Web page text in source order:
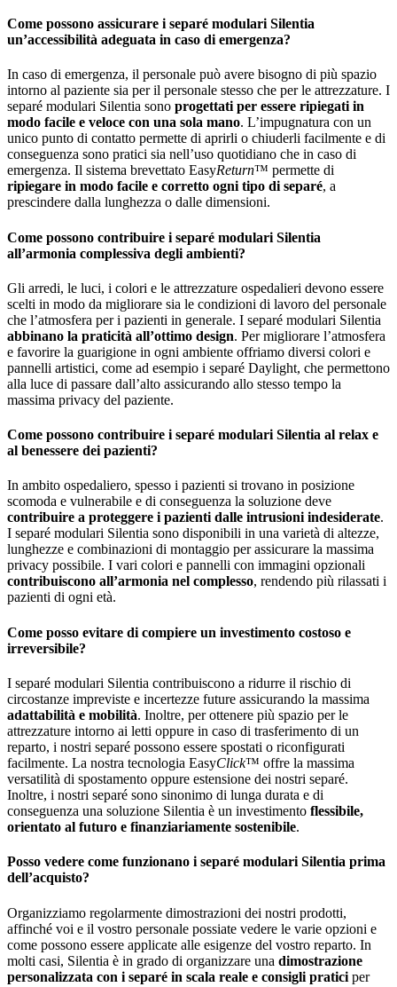
Come possono assicurare i separé modulari Silentia
un’accessibilità adeguata in caso di emergenza?
In caso di emergenza, il personale può avere bisogno di più spazio
intorno al paziente sia per il personale stesso che per le attrezzature. I
separé modulari Silentia sono progettati per essere ripiegati in
modo facile e veloce con una sola mano. L’impugnatura con un
unico punto di contatto permette di aprirli o chiuderli facilmente e di
conseguenza sono pratici sia nell’uso quotidiano che in caso di
emergenza. Il sistema brevettato EasyReturn™ permette di
ripiegare in modo facile e corretto ogni tipo di separé, a
prescindere dalla lunghezza o dalle dimensioni.
Come possono contribuire i separé modulari Silentia
all’armonia complessiva degli ambienti?
Gli arredi, le luci, i colori e le attrezzature ospedalieri devono essere
scelti in modo da migliorare sia le condizioni di lavoro del personale
che l’atmosfera per i pazienti in generale. I separé modulari Silentia
abbinano la praticità all’ottimo design. Per migliorare l’atmosfera
e favorire la guarigione in ogni ambiente offriamo diversi colori e
pannelli artistici, come ad esempio i separé Daylight, che permettono
alla luce di passare dall’alto assicurando allo stesso tempo la
massima privacy del paziente.
Come possono contribuire i separé modulari Silentia al relax e
al benessere dei pazienti?
In ambito ospedaliero, spesso i pazienti si trovano in posizione
scomoda e vulnerabile e di conseguenza la soluzione deve
contribuire a proteggere i pazienti dalle intrusioni indesiderate.
I separé modulari Silentia sono disponibili in una varietà di altezze,
lunghezze e combinazioni di montaggio per assicurare la massima
privacy possibile. I vari colori e pannelli con immagini opzionali
contribuiscono all’armonia nel complesso, rendendo più rilassati i
pazienti di ogni età.
Come posso evitare di compiere un investimento costoso e
irreversibile?
I separé modulari Silentia contribuiscono a ridurre il rischio di
circostanze impreviste e incertezze future assicurando la massima
adattabilità e mobilità. Inoltre, per ottenere più spazio per le
attrezzature intorno ai letti oppure in caso di trasferimento di un
reparto, i nostri separé possono essere spostati o riconfigurati
facilmente. La nostra tecnologia EasyClick™ offre la massima
versatilità di spostamento oppure estensione dei nostri separé.
Inoltre, i nostri separé sono sinonimo di lunga durata e di
conseguenza una soluzione Silentia è un investimento flessibile,
orientato al futuro e finanziariamente sostenibile.
Posso vedere come funzionano i separé modulari Silentia prima
dell’acquisto?
Organizziamo regolarmente dimostrazioni dei nostri prodotti,
affinché voi e il vostro personale possiate vedere le varie opzioni e
come possono essere applicate alle esigenze del vostro reparto. In
molti casi, Silentia è in grado di organizzare una dimostrazione
personalizzata con i separé in scala reale e consigli pratici per